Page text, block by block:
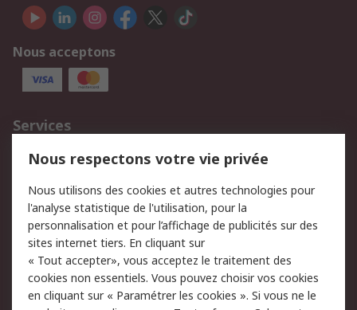
Nous acceptons
Services
750.000 produits
2.500 marques
Retours
Support technique
Track & trace
Legal
Politique de cookies
Sécurité des e-mails
Nous respectons votre vie privée
Nous utilisons des cookies et autres technologies pour
l'analyse statistique de l'utilisation, pour la
personnalisation et pour l’affichage de publicités sur des
sites internet tiers. En cliquant sur
« Tout accepter», vous acceptez le traitement des
cookies non essentiels. Vous pouvez choisir vos cookies
en cliquant sur « Paramétrer les cookies ». Si vous ne le